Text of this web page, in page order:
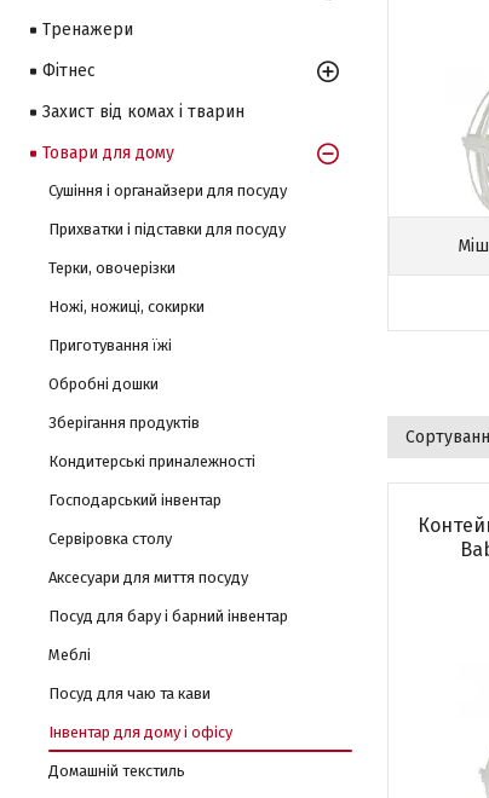
Тренажери
Фітнес
Захист від комах і тварин
Товари для дому
Сушіння і органайзери для посуду
Прихватки і підставки для посуду
Терки, овочерізки
Ножі, ножиці, сокирки
Приготування їжі
Обробні дошки
Зберігання продуктів
Кондитерські приналежності
Господарський інвентар
Сервіровка столу
Аксесуари для миття посуду
Посуд для бару і барний інвентар
Меблі
Посуд для чаю та кави
Інвентар для дому і офісу
Домашній текстиль